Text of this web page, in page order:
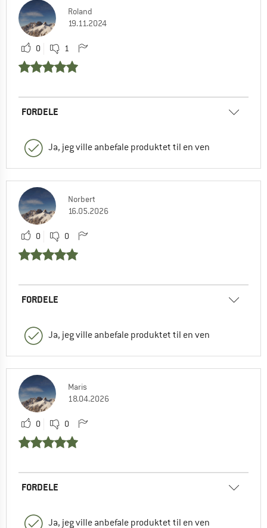
Roland
19.11.2024
0 1
FORDELE
Ja, jeg ville anbefale produktet til en ven
Norbert
16.05.2026
0 0
FORDELE
Ja, jeg ville anbefale produktet til en ven
Maris
18.04.2026
0 0
FORDELE
Ja, jeg ville anbefale produktet til en ven